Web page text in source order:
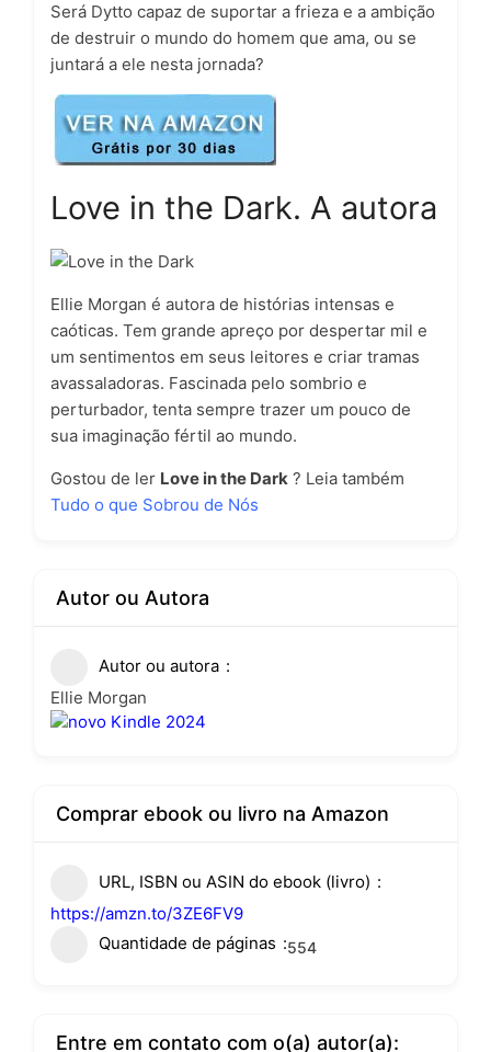
Será Dytto capaz de suportar a frieza e a ambição
de destruir o mundo do homem que ama, ou se
juntará a ele nesta jornada?
Love in the Dark. A autora
Ellie Morgan é autora de histórias intensas e
caóticas. Tem grande apreço por despertar mil e
um sentimentos em seus leitores e criar tramas
avassaladoras. Fascinada pelo sombrio e
perturbador, tenta sempre trazer um pouco de
sua imaginação fértil ao mundo.
Gostou de ler Love in the Dark ? Leia também
Tudo o que Sobrou de Nós
Autor ou Autora
Autor ou autora
Ellie Morgan
Comprar ebook ou livro na Amazon
URL, ISBN ou ASIN do ebook (livro)
https://amzn.to/3ZE6FV9
Quantidade de páginas
554
Entre em contato com o(a) autor(a):